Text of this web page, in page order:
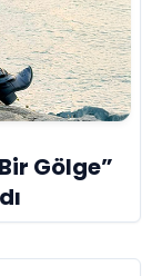
Gölge”